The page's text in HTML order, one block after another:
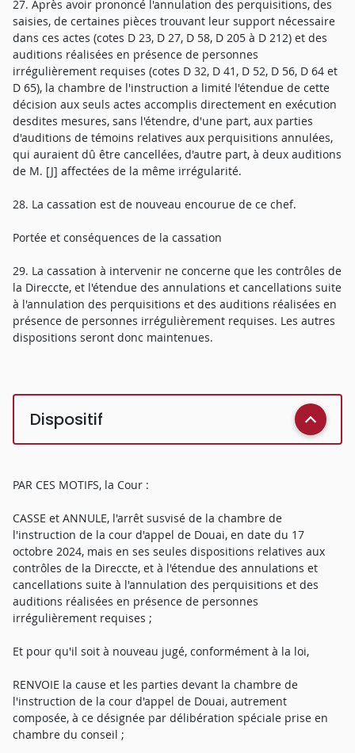
27. Après avoir prononcé l'annulation des perquisitions, des
saisies, de certaines pièces trouvant leur support nécessaire
dans ces actes (cotes D 23, D 27, D 58, D 205 à D 212) et des
auditions réalisées en présence de personnes
irrégulièrement requises (cotes D 32, D 41, D 52, D 56, D 64 et
D 65), la chambre de l'instruction a limité l'étendue de cette
décision aux seuls actes accomplis directement en exécution
desdites mesures, sans l'étendre, d'une part, aux parties
d'auditions de témoins relatives aux perquisitions annulées,
qui auraient dû être cancellées, d'autre part, à deux auditions
de M. [J] affectées de la même irrégularité.
28. La cassation est de nouveau encourue de ce chef.
Portée et conséquences de la cassation
29. La cassation à intervenir ne concerne que les contrôles de
la Direccte, et l'étendue des annulations et cancellations suite
à l'annulation des perquisitions et des auditions réalisées en
présence de personnes irrégulièrement requises. Les autres
dispositions seront donc maintenues.
Dispositif
PAR CES MOTIFS, la Cour :
CASSE et ANNULE, l'arrêt susvisé de la chambre de
l'instruction de la cour d'appel de Douai, en date du 17
octobre 2024, mais en ses seules dispositions relatives aux
contrôles de la Direccte, et à l'étendue des annulations et
cancellations suite à l'annulation des perquisitions et des
auditions réalisées en présence de personnes
irrégulièrement requises ;
Et pour qu'il soit à nouveau jugé, conformément à la loi,
RENVOIE la cause et les parties devant la chambre de
l'instruction de la cour d'appel de Douai, autrement
composée, à ce désignée par délibération spéciale prise en
chambre du conseil ;